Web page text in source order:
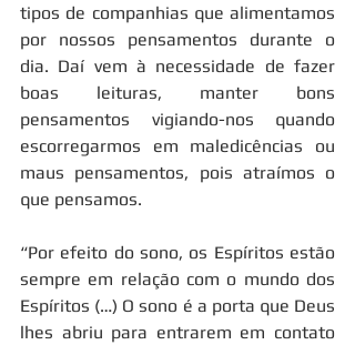
tipos de companhias que alimentamos
por nossos pensamentos durante o
dia. Daí vem à necessidade de fazer
boas leituras, manter bons
pensamentos vigiando-nos quando
escorregarmos em maledicências ou
maus pensamentos, pois atraímos o
que pensamos.
“Por efeito do sono, os Espíritos estão
sempre em relação com o mundo dos
Espíritos (…) O sono é a porta que Deus
lhes abriu para entrarem em contato